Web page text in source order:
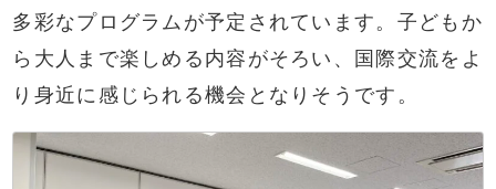
多彩なプログラムが予定されています。子どもか
ら大人まで楽しめる内容がそろい、国際交流をよ
り身近に感じられる機会となりそうです。